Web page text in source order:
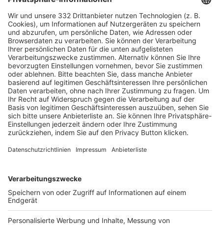
HÄUFIG BESUCHTE SEITEN
Pässe und Vereinswechsel
Trainerausbildung
Schulungsangebot Vereinsmitarbeiter
BFV-Geschäftsstellen
Trainerbörse
Login SpielPlus
FOLGE DEM BFV
TOP-VEREINE